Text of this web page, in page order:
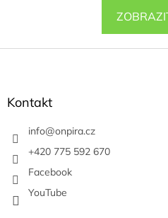
Z
Kontakt
info@onpira.cz
+420 775 592 670
Facebook
YouTube